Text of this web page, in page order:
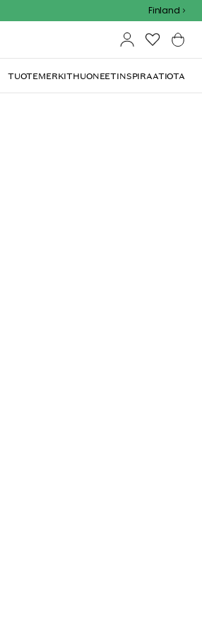
Finland
TUOTEMERKITHUONEETINSPIRAATIOTA